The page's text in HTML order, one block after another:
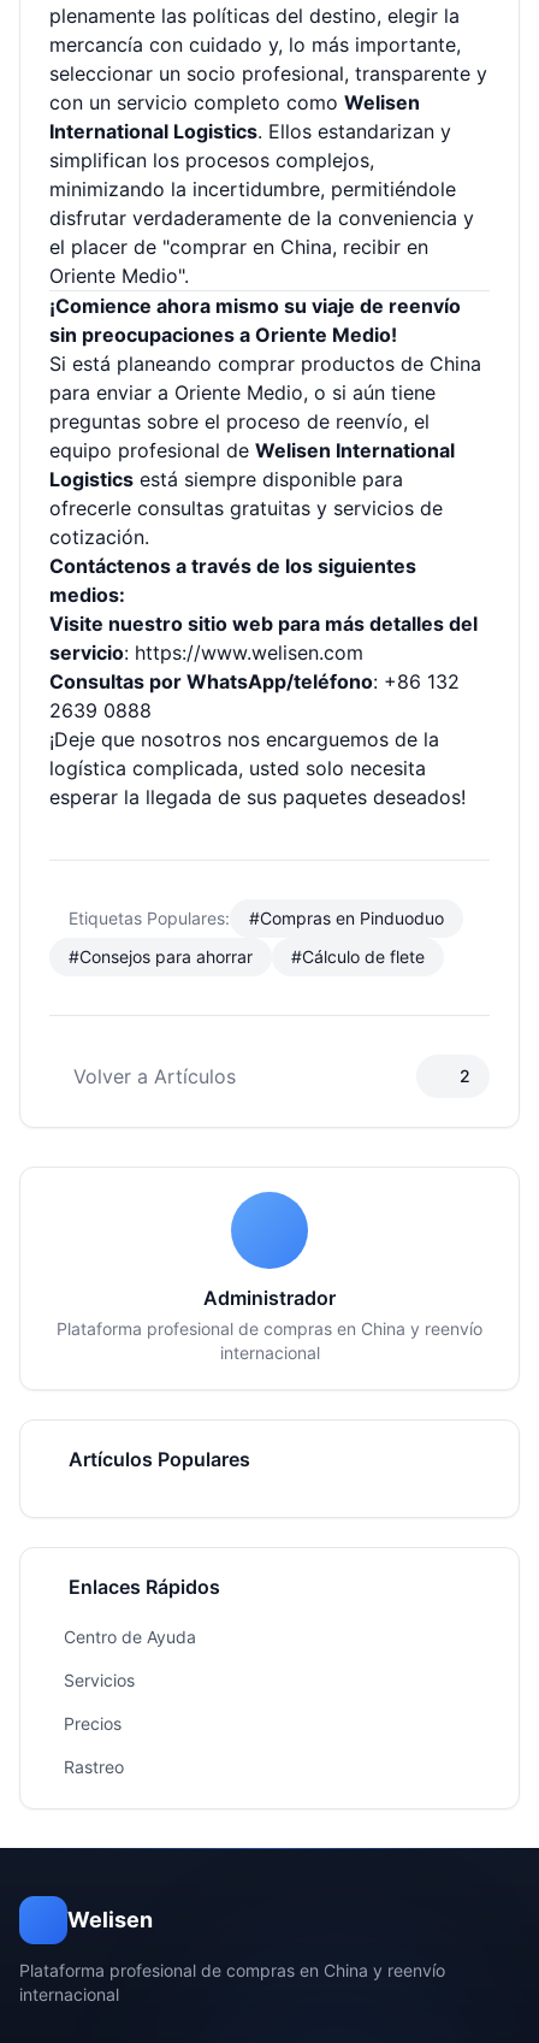
plenamente las políticas del destino, elegir la
mercancía con cuidado y, lo más importante,
seleccionar un socio profesional, transparente y
con un servicio completo como Welisen
International Logistics. Ellos estandarizan y
simplifican los procesos complejos,
minimizando la incertidumbre, permitiéndole
disfrutar verdaderamente de la conveniencia y
el placer de "comprar en China, recibir en
Oriente Medio".
¡Comience ahora mismo su viaje de reenvío
sin preocupaciones a Oriente Medio!
Si está planeando comprar productos de China
para enviar a Oriente Medio, o si aún tiene
preguntas sobre el proceso de reenvío, el
equipo profesional de Welisen International
Logistics está siempre disponible para
ofrecerle consultas gratuitas y servicios de
cotización.
Contáctenos a través de los siguientes
medios:
Visite nuestro sitio web para más detalles del
servicio: https://www.welisen.com
Consultas por WhatsApp/teléfono: +86 132
2639 0888
¡Deje que nosotros nos encarguemos de la
logística complicada, usted solo necesita
esperar la llegada de sus paquetes deseados!
Etiquetas Populares:
#Compras en Pinduoduo
#Consejos para ahorrar
#Cálculo de flete
Volver a Artículos 2
Administrador
Plataforma profesional de compras en China y reenvío
internacional
Artículos Populares
Enlaces Rápidos
Centro de Ayuda
Servicios
Precios
Rastreo
Welisen
Plataforma profesional de compras en China y reenvío
internacional